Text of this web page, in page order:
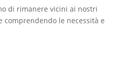
di rimanere vicini ai nostri
comprendendo le necessità e